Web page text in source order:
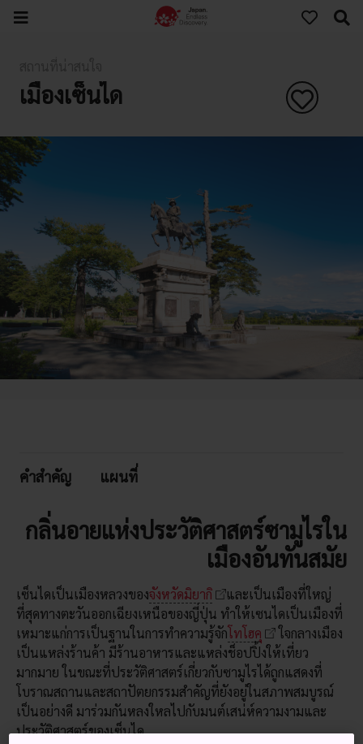
เมืองเซ็นได
คำสำคัญ แผนที่
กลิ่นอายแห่งประวัติศาสตร์ซามูไรใน
เมืองอันทันสมัย
เซ็นไดเป็นเมืองหลวงของจังหวัดมิยากิ
และเป็นเมืองที่ใหญ่
ที่สุดทางตะวันออกเฉียงเหนือของญี่ปุ่น ทำให้เซนไดเป็นเมืองที่
เหมาะแก่การเป็นฐานในการทำความรู้จักโทโฮคุ
ใจกลางเมือง
เป็นแหล่งร้านค้า มีร้านอาหารและแหล่งช็อปปิ้งให้เที่ยว
มากมาย ในขณะที่ประวัติศาสตร์เกี่ยวกับซามูไรได้ถูกแสดงที่
โบราณสถานและสถาปัตยกรรมสำคัญที่ยังอยู่ในสภาพสมบูรณ์
เป็นอย่างดี มาร่วมกันหลงใหลไปกับมนต์เสน่ห์ความงามและ
ประวัติศาสตร์ของเซ็นได